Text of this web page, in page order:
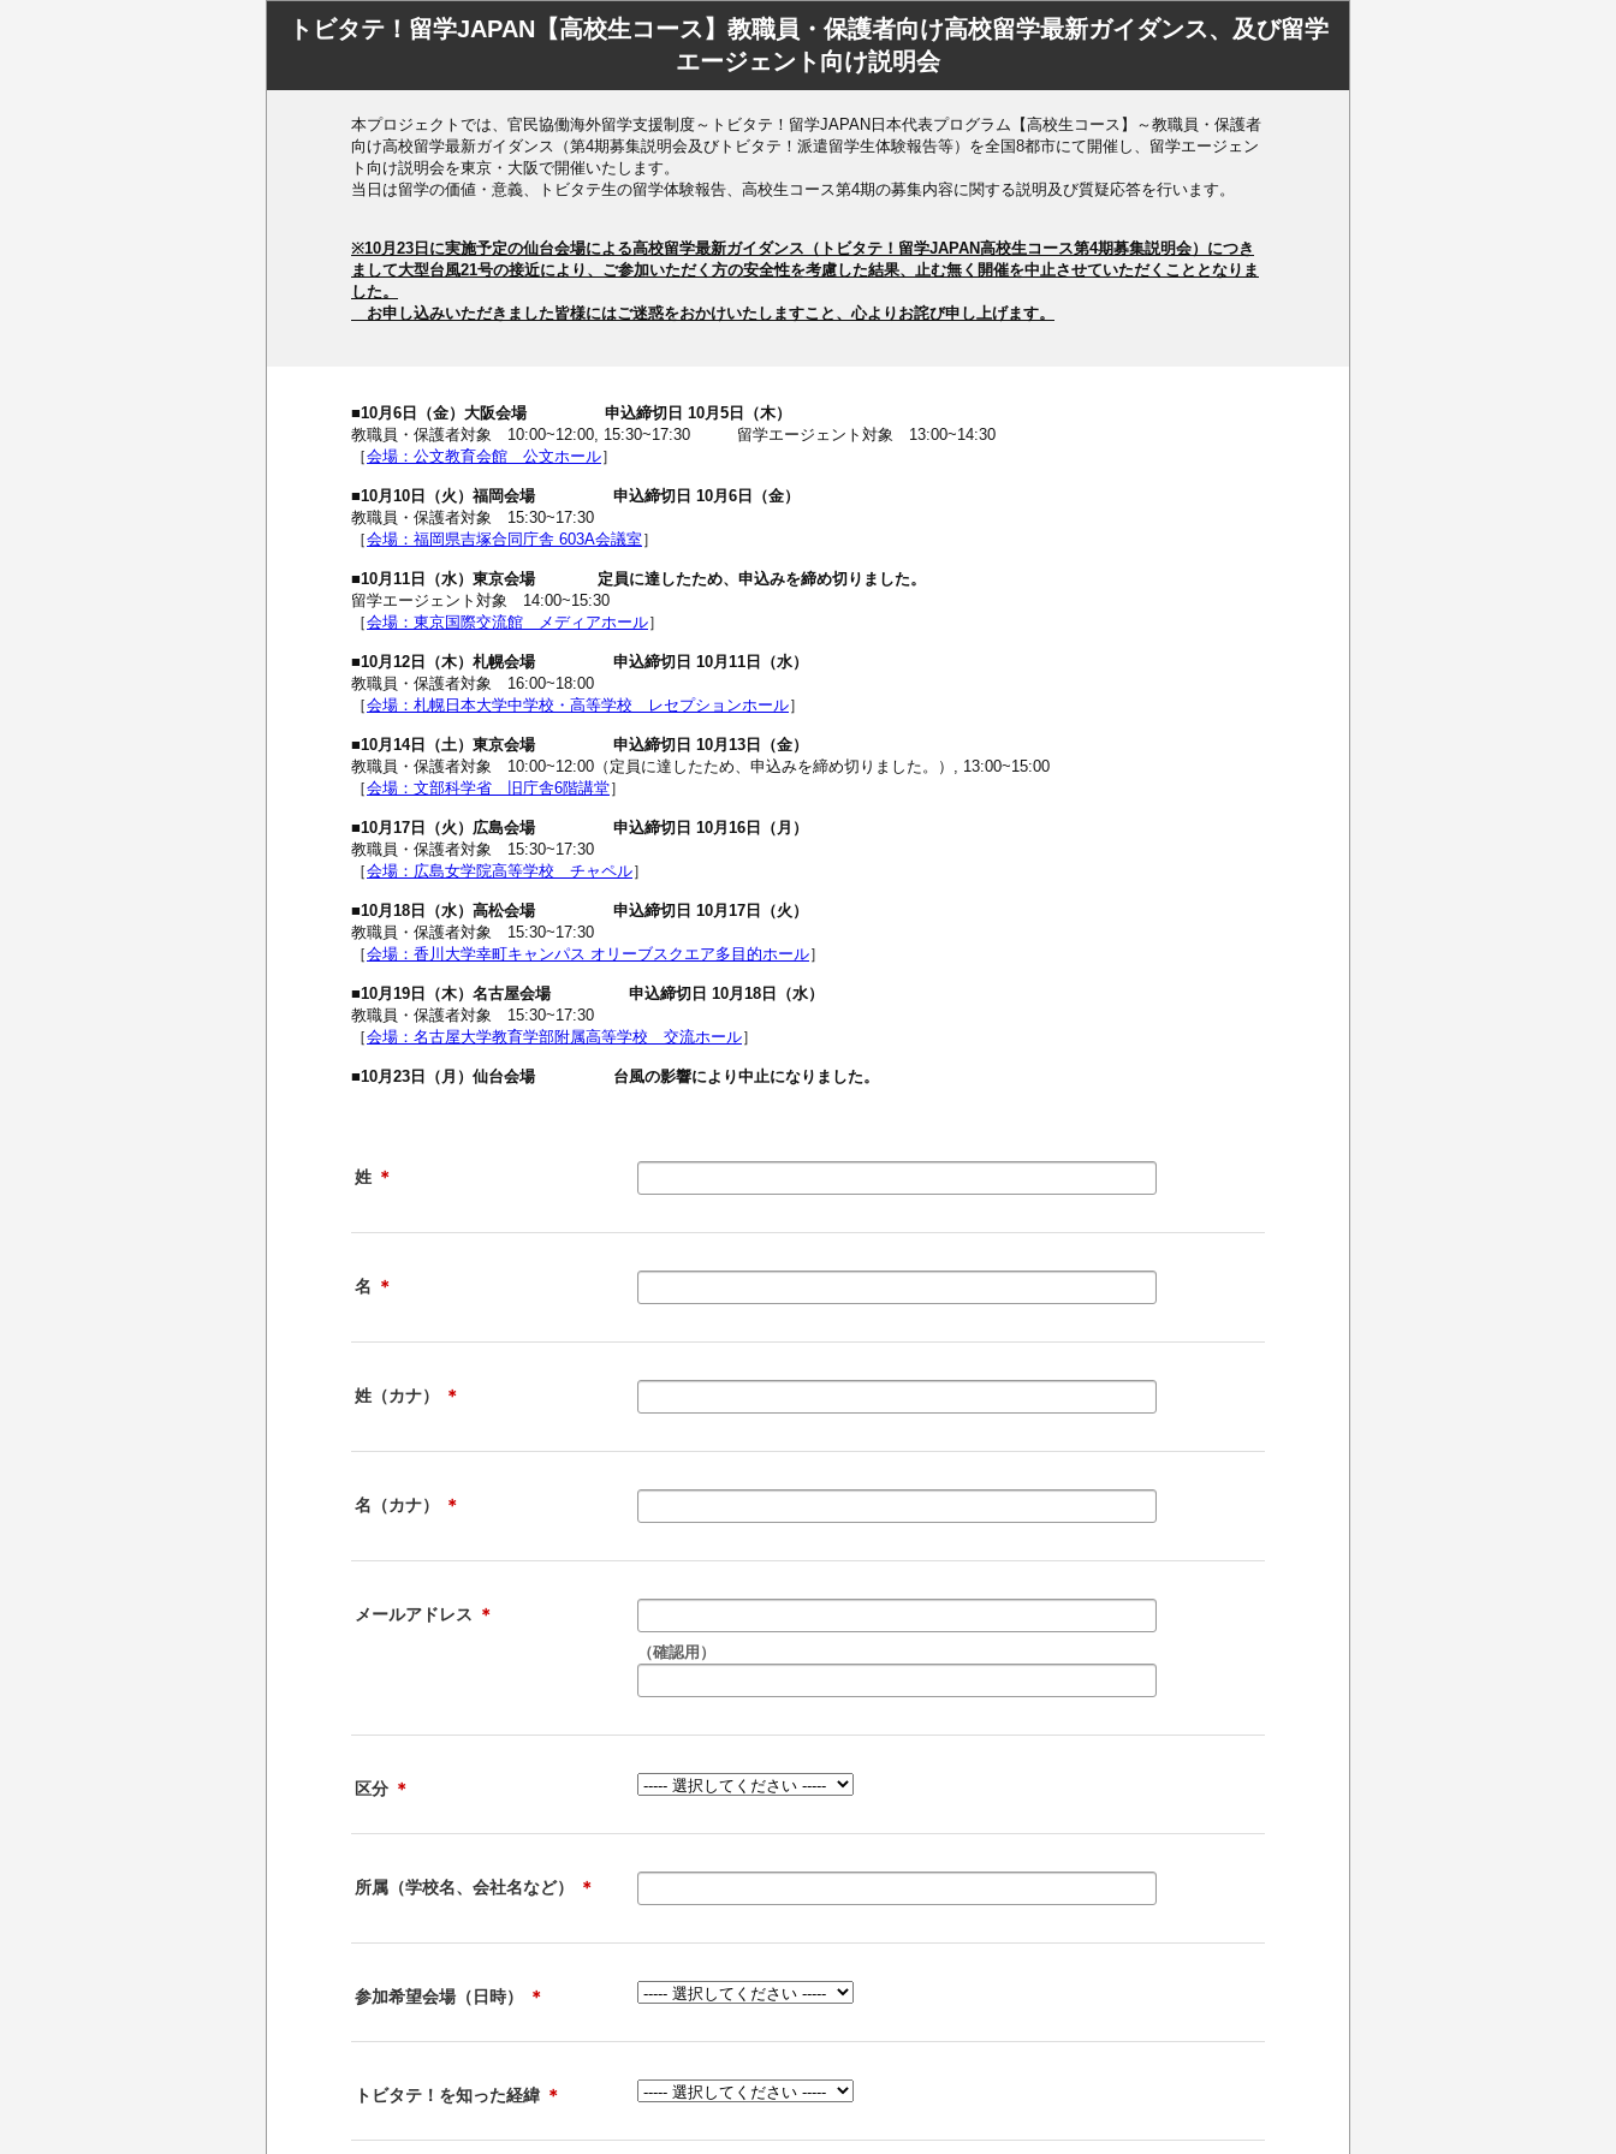
トビタテ！留学JAPAN【高校生コース】教職員・保護者向け高校留学最新ガイダンス、及び留学
エージェント向け説明会
本プロジェクトでは、官民協働海外留学支援制度～トビタテ！留学JAPAN日本代表プログラム【高校生コース】～教職員・保護者
向け高校留学最新ガイダンス（第4期募集説明会及びトビタテ！派遣留学生体験報告等）を全国8都市にて開催し、留学エージェン
ト向け説明会を東京・大阪で開催いたします。
当日は留学の価値・意義、トビタテ生の留学体験報告、高校生コース第4期の募集内容に関する説明及び質疑応答を行います。
※10月23日に実施予定の仙台会場による高校留学最新ガイダンス（トビタテ！留学JAPAN高校生コース第4期募集説明会）につき
まして大型台風21号の接近により、ご参加いただく方の安全性を考慮した結果、止む無く開催を中止させていただくこととなりま
した。
お申し込みいただきました皆様にはご迷惑をおかけいたしますこと、心よりお詫び申し上げます。
■10月6日（金）大阪会場 申込締切日 10月5日（木）
教職員・保護者対象 10:00~12:00, 15:30~17:30 留学エージェント対象 13:00~14:30
［会場：公文教育会館 公文ホール］
■10月10日（火）福岡会場 申込締切日 10月6日（金）
教職員・保護者対象 15:30~17:30
［会場：福岡県吉塚合同庁舎 603A会議室］
■10月11日（水）東京会場 定員に達したため、申込みを締め切りました。
留学エージェント対象 14:00~15:30
［会場：東京国際交流館 メディアホール］
■10月12日（木）札幌会場 申込締切日 10月11日（水）
教職員・保護者対象 16:00~18:00
［会場：札幌日本大学中学校・高等学校 レセプションホール］
■10月14日（土）東京会場 申込締切日 10月13日（金）
教職員・保護者対象 10:00~12:00（定員に達したため、申込みを締め切りました。）, 13:00~15:00
［会場：文部科学省 旧庁舎6階講堂］
■10月17日（火）広島会場 申込締切日 10月16日（月）
教職員・保護者対象 15:30~17:30
［会場：広島女学院高等学校 チャペル］
■10月18日（水）高松会場 申込締切日 10月17日（火）
教職員・保護者対象 15:30~17:30
［会場：香川大学幸町キャンパス オリーブスクエア多目的ホール］
■10月19日（木）名古屋会場 申込締切日 10月18日（水）
教職員・保護者対象 15:30~17:30
［会場：名古屋大学教育学部附属高等学校 交流ホール］
■10月23日（月）仙台会場 台風の影響により中止になりました。
姓 ＊
名 ＊
姓（カナ） ＊
名（カナ） ＊
メールアドレス ＊
（確認用）
区分 ＊
所属（学校名、会社名など） ＊
参加希望会場（日時） ＊
トビタテ！を知った経緯 ＊